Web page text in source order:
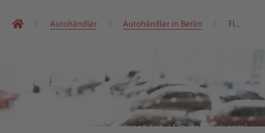
Autohändler Autohändler in Berlin Flott Automobile Pankow
(Foto:Gargantiopa/Shutterstock.com)